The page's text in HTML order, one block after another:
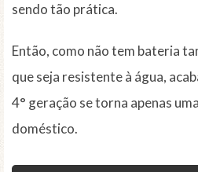
sendo tão prática.
Então, como não tem bateria
que seja resistente à água,
4° geração se torna apenas
doméstico.